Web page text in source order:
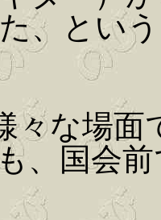
、とい
々な場
、国会